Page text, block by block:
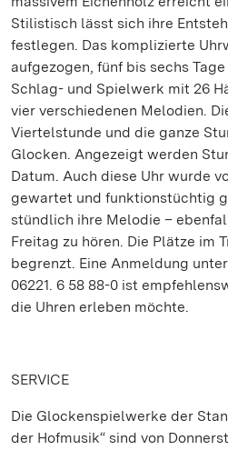
Stilistisch lässt sich ihre
festlegen. Das komplizierte
aufgezogen, fünf bis sechs
Schlag- und Spielwerk mit 26
vier verschiedenen Melodien.
Viertelstunde und die ganze
Glocken. Angezeigt werden
Datum. Auch diese Uhr wurde
gewartet und funktionstüchtig
stündlich ihre Melodie –
Freitag zu hören. Die Plätze im
begrenzt. Eine Anmeldung
06221. 6 58 88-0 ist
die Uhren erleben möchte.
SERVICE
Die Glockenspielwerke der
der Hofmusik“ sind von